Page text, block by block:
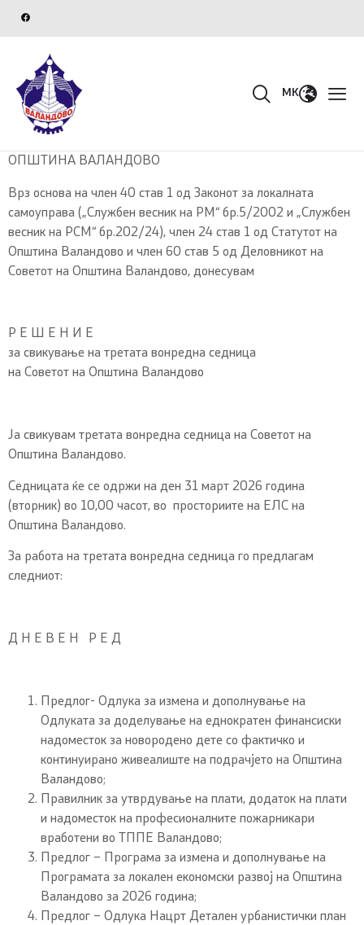
MK
ОПШТИНА ВАЛАНДОВО
Врз основа на член 40 став 1 од Законот за локалната
самоуправа („Службен весник на РМ“ бр.5/2002 и „Службен
весник на РСМ“ бр.202/24), член 24 став 1 од Статутот на
Општина Валандово и член 60 став 5 од Деловникот на
Советот на Општина Валандово, донесувам
Р Е Ш Е Н И Е
за свикување на третата вонредна седница
на Советот на Општина Валандово
Ја свикувам третата вонредна седница на Советот на
Општина Валандово.
Седницата ќе се одржи на ден 31 март 2026 година
(вторник) во 10,00 часот, во просториите на ЕЛС на
Општина Валандово.
За работа на третата вонредна седница го предлагам
следниот:
Д Н Е В Е Н Р Е Д
Предлог- Одлука за измена и дополнување на
Одлуката за доделување на еднократен финансиски
надоместок за новородено дете со фактичко и
континуирано живеалиште на подрачјето на Општина
Валандово;
Правилник за утврдување на плати, додаток на плати
и надоместок на професионалните пожарникари
вработени во ТППЕ Валандово;
Предлог – Програма за измена и дополнување на
Програмата за локален економски развој на Општина
Валандово за 2026 година;
Предлог – Одлука Нацрт Детален урбанистички план